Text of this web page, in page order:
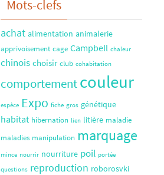
Mots-clefs
achat alimentation animalerie
apprivoisement cage Campbell chaleur
chinois choisir club cohabitation
comportementcouleur
espèce Expo fiche gros génétique
habitat hibernation lien litière maladie
maladies manipulation marquage
mince nourrir nourriture poil portée
questions reproduction roborosvki